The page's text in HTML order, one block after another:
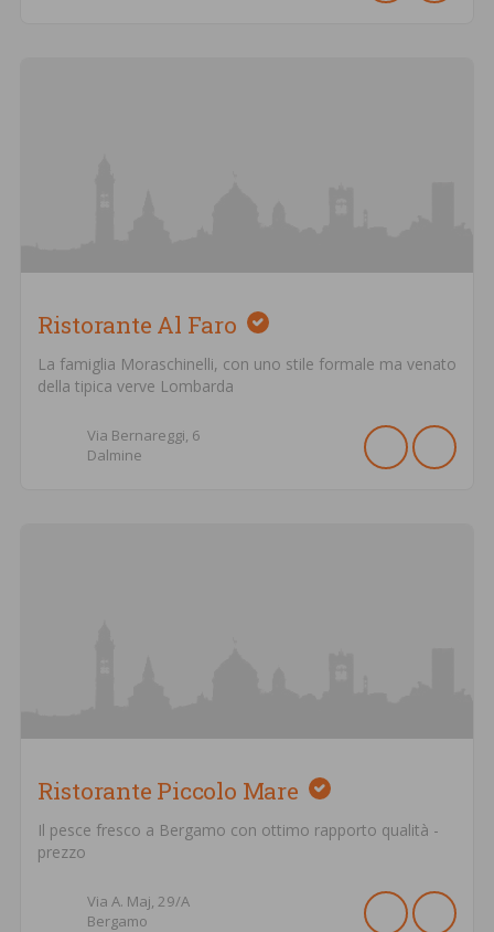
Ristorante Al Faro
La famiglia Moraschinelli, con uno stile formale ma venato
della tipica verve Lombarda
Via Bernareggi, 6
Dalmine
Ristorante Piccolo Mare
Il pesce fresco a Bergamo con ottimo rapporto qualità -
prezzo
Via A. Maj, 29/A
Bergamo